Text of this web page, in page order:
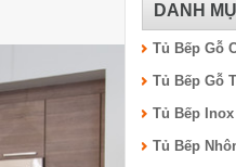
DANH
Tủ Bếp Gỗ
Tủ Bếp Gỗ
Tủ Bếp Inox
Tủ Bếp